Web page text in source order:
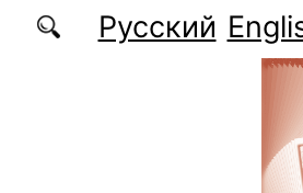
содержаниюРусский